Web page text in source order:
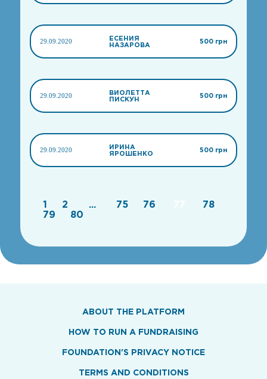
29.09.2020
ЕСЕНИЯ
НАЗАРОВА
500 грн
29.09.2020
ВИОЛЕТТА
ПИСКУН
500 грн
29.09.2020
ИРИНА
ЯРОШЕНКО
500 грн
1 2 ... 75 76
78
79
80
ABOUT THE PLATFORM
HOW TO RUN A FUNDRAISING
FOUNDATION'S PRIVACY NOTICE
TERMS AND CONDITIONS